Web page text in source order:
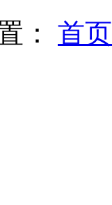
：
首页